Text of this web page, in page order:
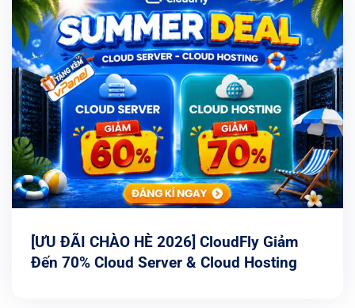
[ƯU ĐÃI CHÀO HÈ 2026] CloudFly Giảm
Đến 70% Cloud Server & Cloud Hosting